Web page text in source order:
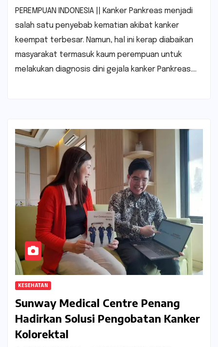
PEREMPUAN INDONESIA || Kanker Pankreas menjadi
salah satu penyebab kematian akibat kanker
keempat terbesar. Namun, hal ini kerap diabaikan
masyarakat termasuk kaum perempuan untuk
melakukan diagnosis dini gejala kanker Pankreas.…
KESEHATAN
Sunway Medical Centre Penang
Hadirkan Solusi Pengobatan Kanker
Kolorektal